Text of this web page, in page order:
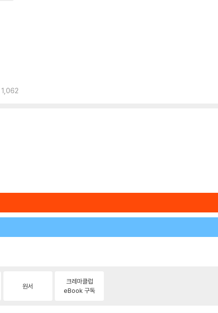
1,062
원서
크레마클럽
eBook 구독